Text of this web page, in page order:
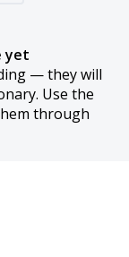
yet
— they will
Use the
through